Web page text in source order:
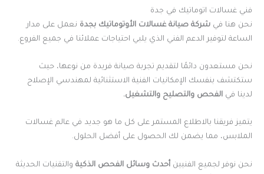
فني غسالات اتوماتيك في جدة
نحن هنا في شركة صيانة غسالات الأوتوماتيك بجدة نعمل على مدار
الساعة لتوفير الدعم الفني الذي يلبي احتياجات عملائنا في جميع الفروع.
نحن مستعدون دائمًا لتقديم تجربة صيانة فريدة من نوعها، حيث
ستكتشف بنفسك الإمكانيات الفنية الاستثنائية لمهندسي الإصلاح
لدينا في الفحص والتصليح والتشغيل.
يتميز فريقنا بالاطلاع المستمر على كل ما هو جديد في عالم غسالات
الملابس، مما يضمن لك الحصول على أفضل الحلول.
نحن نوفر لجميع الفنيين أحدث وسائل الفحص الذكية والتقنيات الحديثة